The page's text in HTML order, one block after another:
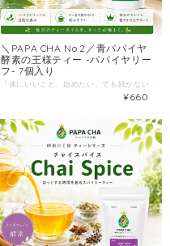
＼PAPA CHA No.2／青パパイヤ
酵素の王様ティー -パパイヤリー
フ- 7個入り
¥660